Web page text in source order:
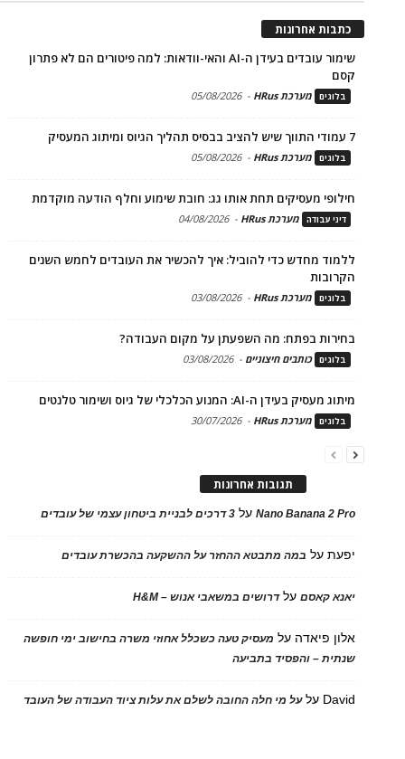
כתבות אחרונות
שימור עובדים בעידן ה-AI והאי-וודאות: למה פיטורים הם לא פתרון
קסם
בלוגים מערכת HRus -
05/08/2026
7 עמודי התווך שיש להציב בבסיס תהליך הגיוס ומיתוג המעסיק
בלוגים מערכת HRus -
05/08/2026
חילופי מעסיקים תחת אותו גג: חובת שימוע וחלף הודעה מוקדמת
דיני עבודה מערכת HRus -
04/08/2026
ללמוד מחדש כדי להוביל: איך להכשיר את העובדים לחמש השנים
הקרובות
בלוגים מערכת HRus -
03/08/2026
בחירות בפתח: מה השפעתן על מקום העבודה?
בלוגים כותבים חיצוניים -
03/08/2026
מיתוג מעסיק בעידן ה-AI: המנוע הכלכלי של גיוס ושימור טלנטים
בלוגים מערכת HRus -
30/07/2026
תגובות אחרונות
Nano Banana 2 Proעל 3 דרכים לבניית ביטחון עצמי של עובדים
יפעתעל במה מתבטא ההחזר על ההשקעה בהכשרת עובדים
יאנא קאסםעלדרושים במשאבי אנוש – H&M
אלון פיאדה על מעסיק טעה כשכלל אחוזי משרה בחישוב ימי חופשה
שנתית – והפסיד בתביעה
David עלעל מי חלה החובה לשלם את עלות ציוד העבודה של העובד